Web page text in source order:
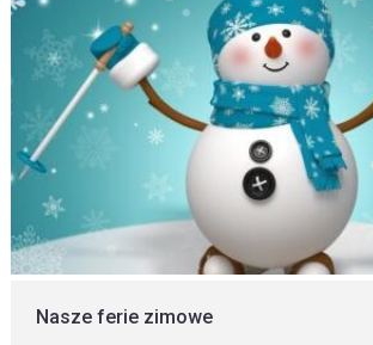
Nasze ferie zimowe